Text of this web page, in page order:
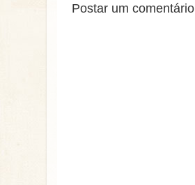
Postar um comentário